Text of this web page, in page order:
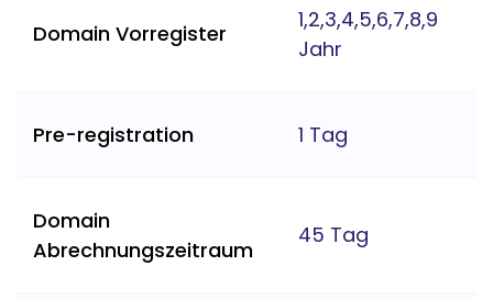
Domain Vorregister
1,2,3,4,5,6,7,8,9
Jahr
Pre-registration 1 Tag
Domain
Abrechnungszeitraum
45 Tag